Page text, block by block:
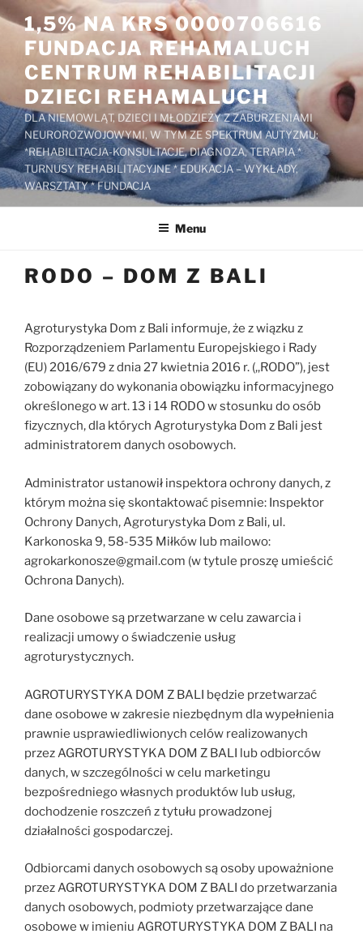
Przejdź
do
treści
1,5% NA KRS 0000706616
FUNDACJA REHAMALUCH
CENTRUM REHABILITACJI
DZIECI REHAMALUCH
DLA NIEMOWLĄT, DZIECI I MŁODZIEŻY Z ZABURZENIAMI
NEUROROZWOJOWYMI, W TYM ZE SPEKTRUM AUTYZMU:
*REHABILITACJA-KONSULTACJE, DIAGNOZA, TERAPIA *
TURNUSY REHABILITACYJNE * EDUKACJA – WYKŁADY,
WARSZTATY * FUNDACJA
Menu
RODO – DOM Z BALI
Agroturystyka Dom z Bali informuje, że z wiązku z
Rozporządzeniem Parlamentu Europejskiego i Rady
(EU) 2016/679 z dnia 27 kwietnia 2016 r. (,,RODO”), jest
zobowiązany do wykonania obowiązku informacyjnego
określonego w art. 13 i 14 RODO w stosunku do osób
fizycznych, dla których Agroturystyka Dom z Bali jest
administratorem danych osobowych.
Administrator ustanowił inspektora ochrony danych, z
którym można się skontaktować pisemnie: Inspektor
Ochrony Danych, Agroturystyka Dom z Bali, ul.
Karkonoska 9, 58-535 Miłków lub mailowo:
agrokarkonosze@gmail.com (w tytule proszę umieścić
Ochrona Danych).
Dane osobowe są przetwarzane w celu zawarcia i
realizacji umowy o świadczenie usług
agroturystycznych.
AGROTURYSTYKA DOM Z BALI będzie przetwarzać
dane osobowe w zakresie niezbędnym dla wypełnienia
prawnie usprawiedliwionych celów realizowanych
przez AGROTURYSTYKA DOM Z BALI lub odbiorców
danych, w szczególności w celu marketingu
bezpośredniego własnych produktów lub usług,
dochodzenie roszczeń z tytułu prowadzonej
działalności gospodarczej.
Odbiorcami danych osobowych są osoby upoważnione
przez AGROTURYSTYKA DOM Z BALI do przetwarzania
danych osobowych, podmioty przetwarzające dane
osobowe w imieniu AGROTURYSTYKA DOM Z BALI na